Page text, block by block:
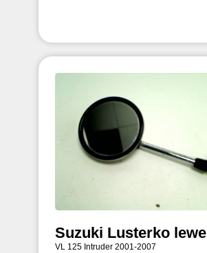
Suzuki Lusterko lewe
VL 125 Intruder 2001-2007